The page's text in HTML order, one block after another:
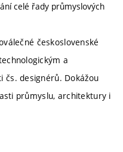
celé řady průmyslových
československé
a
čs. designérů. Dokážou
průmyslu, architektury i